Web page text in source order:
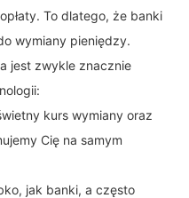
To dlatego, że banki
wymiany pieniędzy.
jest zwykle znacznie
kurs wymiany oraz
Cię na samym
jak banki, a często